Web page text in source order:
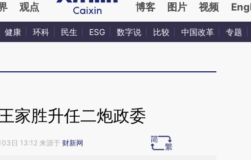
观点 博客 图片 视频
健康 环科 民生 ESG 数字说 比较 中国改革 专题
家胜升任二炮政委
日 13:12 来源于 财新网